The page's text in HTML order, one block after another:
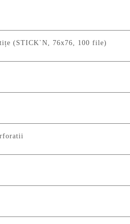
(STICK`N, 76x76, 100 file)